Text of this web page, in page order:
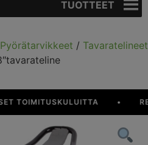
TUOTTEET
Pyörätarvikkeet / Tavaratelineet
TOIMITUSKULUITTA